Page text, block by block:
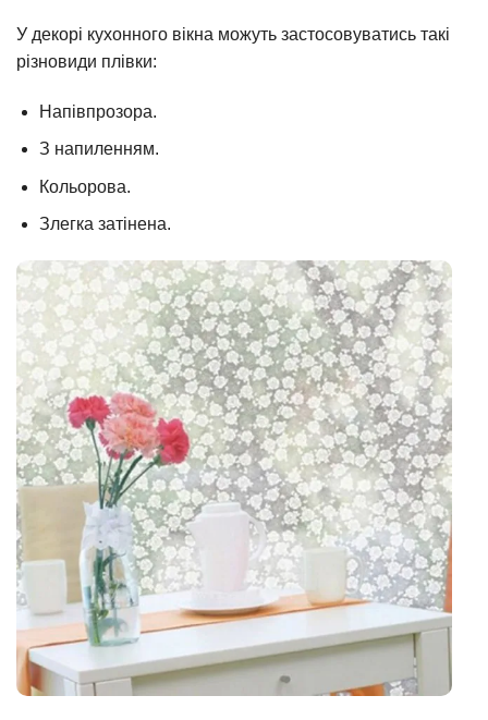
У декорі кухонного вікна можуть застосовуватись такі
різновиди плівки:
Напівпрозора.
З напиленням.
Кольорова.
Злегка затінена.